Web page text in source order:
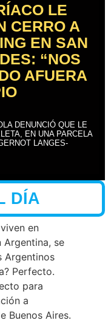
LE
CERRO A
EN SAN
“NOS
AFUERA
DENUNCIÓ QUE LE
EN UNA PARCELA
LANGES-
DÍA
en
Argentina, se
Argentinos
Perfecto.
para
a
Buenos Aires.